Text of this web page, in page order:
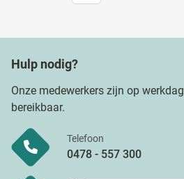
Hulp nodig?
Onze medewerkers zijn op
bereikbaar.
Telefoon
0478 - 557 300